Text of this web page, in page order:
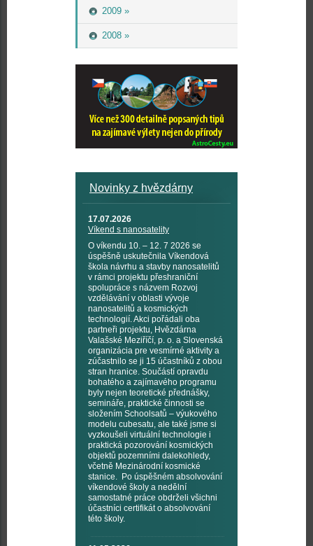
2009 »
2008 »
Novinky z hvězdárny
17.07.2026
Víkend s nanosatelity
O víkendu 10. – 12. 7 2026 se
úspěšně uskutečnila Víkendová
škola návrhu a stavby nanosatelitů
v rámci projektu přeshraniční
spolupráce s názvem Rozvoj
vzdělávání v oblasti vývoje
nanosatelitů a kosmických
technologií. Akci pořádali oba
partneři projektu, Hvězdárna
Valašské Meziříčí, p. o. a Slovenská
organizácia pre vesmírné aktivity a
zúčastnilo se ji 15 účastníků z obou
stran hranice. Součástí opravdu
bohatého a zajímavého programu
byly nejen teoretické přednášky,
semináře, praktické činnosti se
složením Schoolsatů – výukového
modelu cubesatu, ale také jsme si
vyzkoušeli virtuální technologie i
praktická pozorování kosmických
objektů pozemními dalekohledy,
včetně Mezinárodní kosmické
stanice. Po úspěšném absolvování
víkendové školy a nedělní
samostatné práce obdrželi všichni
účastníci certifikát o absolvování
této školy.